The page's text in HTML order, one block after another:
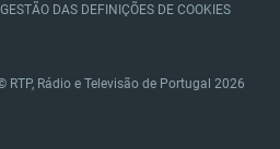
GESTÃO DAS DEFINIÇÕES DE COOKIES
RTP, Rádio e Televisão de Portugal 2026